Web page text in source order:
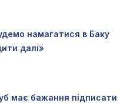
намагатися в Баку
далі»
має бажання підписати